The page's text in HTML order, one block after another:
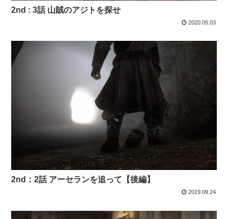
2nd : 3話 山賊のアジトを探せ
2020.05.03
2nd：2話 アーセランを追って【後編】
2019.09.24